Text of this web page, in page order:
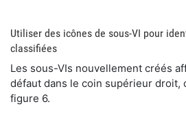
​Utiliser des icônes de sous-VI pour
classifiées
​Les sous-VIs nouvellement créés
défaut dans le coin supérieur droit,
figure 6.